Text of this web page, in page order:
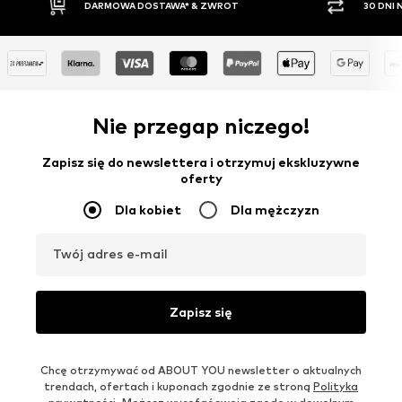
DARMOWA DOSTAWA* & ZWROT 30 DNI
Nie przegap niczego!
Zapisz się do newslettera i otrzymuj ekskluzywne
oferty
Dla kobiet Dla mężczyzn
Twój adres e-mail
Zapisz się
Chcę otrzymywać od ABOUT YOU newsletter o aktualnych
trendach, ofertach i kuponach zgodnie ze stroną Polityka